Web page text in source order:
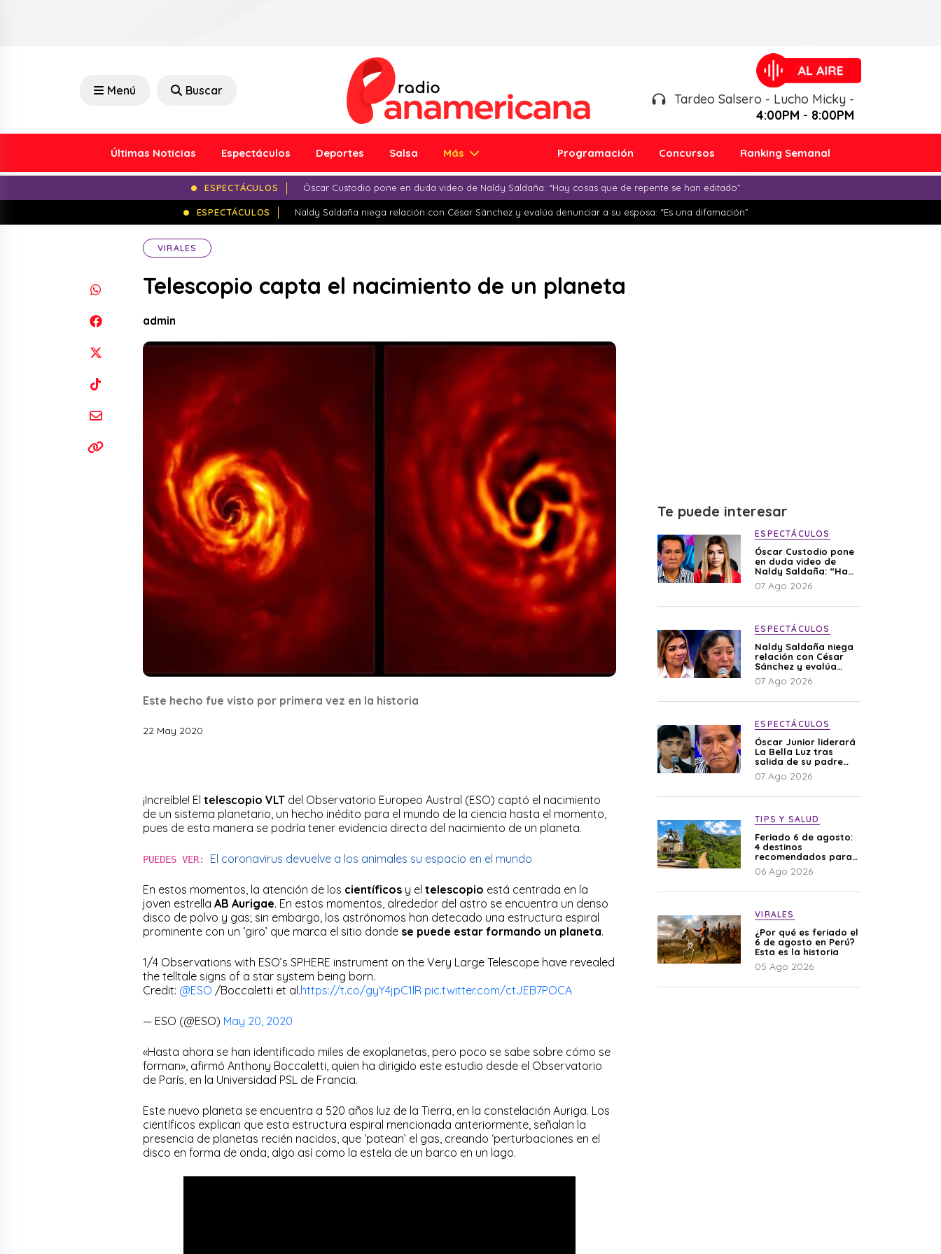
Menú Buscar
Tardeo Salsero - Lucho Micky -
4:00PM - 8:00PM
Últimas Noticias Espectáculos Deportes Salsa Más Programación Concursos Ranking Semanal
ESPECTÁCULOS Óscar Custodio pone en duda video de Naldy Saldaña: “Hay cosas que de repente se han editado”
ESPECTÁCULOS Naldy Saldaña niega relación con César Sánchez y evalúa denunciar a su esposa: “Es una difamación”
VIRALES
Telescopio capta el nacimiento de un planeta
admin
Este hecho fue visto por primera vez en la historia
22 May 2020
¡Increíble! El telescopio VLT del Observatorio Europeo Austral (ESO) captó el nacimiento
de un sistema planetario, un hecho inédito para el mundo de la ciencia hasta el momento,
pues de esta manera se podría tener evidencia directa del nacimiento de un planeta.
PUEDES VER: El coronavirus devuelve a los animales su espacio en el mundo
En estos momentos, la atención de los científicos y el telescopio está centrada en la
joven estrella AB Aurigae. En estos momentos, alrededor del astro se encuentra un denso
disco de polvo y gas; sin embargo, los astrónomos han detecado una estructura espiral
prominente con un ‘giro’ que marca el sitio donde se puede estar formando un planeta.
1/4 Observations with ESO’s SPHERE instrument on the Very Large Telescope have revealed
the telltale signs of a star system being born.
Credit: @ESO /Boccaletti et al.https://t.co/gyY4jpC1lR pic.twitter.com/ctJEB7POCA
— ESO (@ESO) May 20, 2020
«Hasta ahora se han identificado miles de exoplanetas, pero poco se sabe sobre cómo se
forman», afirmó Anthony Boccaletti, quien ha dirigido este estudio desde el Observatorio
de París, en la Universidad PSL de Francia.
Este nuevo planeta se encuentra a 520 años luz de la Tierra, en la constelación Auriga. Los
científicos explican que esta estructura espiral mencionada anteriormente, señalan la
presencia de planetas recién nacidos, que ‘patean’ el gas, creando ‘perturbaciones en el
disco en forma de onda, algo así como la estela de un barco en un lago.
Te puede interesar
ESPECTÁCULOS
Óscar Custodio pone
en duda video de
Naldy Saldaña: “Hay
cosas que de repente
se han editado”
07 Ago 2026
ESPECTÁCULOS
Naldy Saldaña niega
relación con César
Sánchez y evalúa
denunciar a su
esposa: “Es una
07 Ago 2026
ESPECTÁCULOS
Óscar Junior liderará
La Bella Luz tras
salida de su padre
por polémica con
Naldy Saldaña
07 Ago 2026
TIPS Y SALUD
Feriado 6 de agosto:
4 destinos
recomendados para
disfrutar el descanso
06 Ago 2026
VIRALES
¿Por qué es feriado el
6 de agosto en Perú?
Esta es la historia
05 Ago 2026